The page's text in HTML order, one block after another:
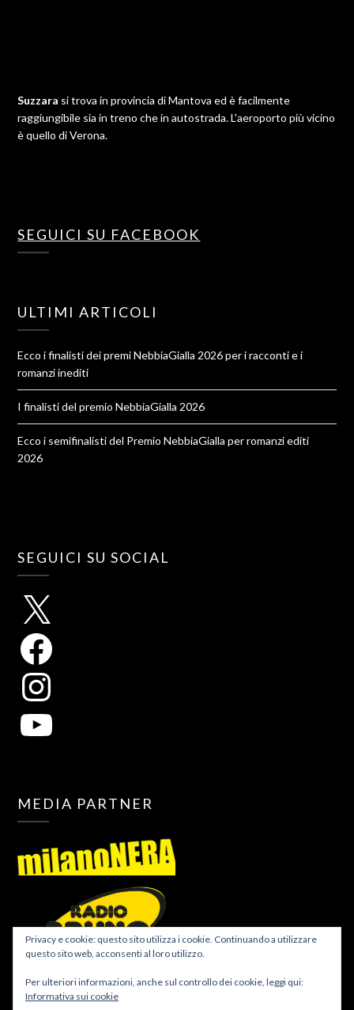
Suzzara si trova in provincia di Mantova ed è facilmente
raggiungibile sia in treno che in autostrada. L'aeroporto più vicino
è quello di Verona.
SEGUICI SU FACEBOOK
ULTIMI ARTICOLI
Ecco i finalisti dei premi NebbiaGialla 2026 per i racconti e i
romanzi inediti
I finalisti del premio NebbiaGialla 2026
Ecco i semifinalisti del Premio NebbiaGialla per romanzi editi
2026
SEGUICI SU SOCIAL
MEDIA PARTNER
Privacy e cookie: questo sito utilizza i cookie. Continuando a utilizzare
questo sito web, acconsenti al loro utilizzo.
Per ulteriori informazioni, anche sul controllo dei cookie, leggi qui:
Informativa sui cookie